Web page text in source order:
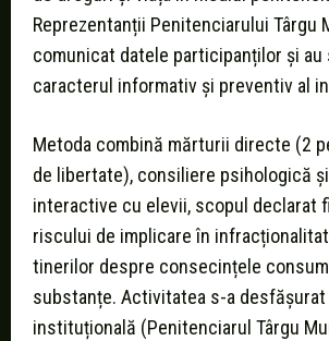
Reprezentanții Penitenciarului Târgu
comunicat datele participanților și au
caracterul informativ și preventiv al
Metoda combină mărturii directe (2
de libertate), consiliere psihologică
interactive cu elevii, scopul declarat
riscului de implicare în
tinerilor despre consecințele
substanțe. Activitatea s-a desfășurat
instituțională (Penitenciarul Târgu